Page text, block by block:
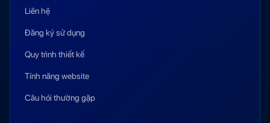
Liên hệ
Đăng ký sử dụng
Quy trình thiết kế
Tính năng website
Câu hỏi thường gặp